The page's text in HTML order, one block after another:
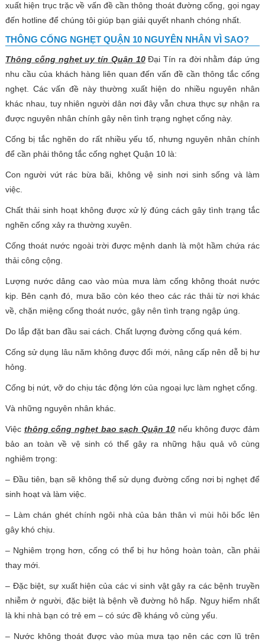
xuất hiện trục trặc về vấn đề cần thông thoát đường cống, gọi ngay
đến hotline để chúng tôi giúp bạn giải quyết nhanh chóng nhất.
THÔNG CỐNG NGHẸT QUẬN 10 NGUYÊN NHÂN VÌ SAO?
Thông cống nghẹt uy tín Quận 10Đại Tín ra đời nhằm đáp ứng
nhu cầu của khách hàng liên quan đến vấn đề cần thông tắc cống
nghẹt. Các vấn đề này thường xuất hiện do nhiều nguyên nhân
khác nhau, tuy nhiên người dân nơi đây vẫn chưa thực sự nhận ra
được nguyên nhân chính gây nên tình trạng nghẹt cống này.
Cống bị tắc nghẽn do rất nhiều yếu tố, nhưng nguyên nhân chính
để cần phải thông tắc cống nghẹt Quận 10 là:
Con người vứt rác bừa bãi, không vệ sinh nơi sinh sống và làm
việc.
Chất thải sinh hoạt không được xử lý đúng cách gây tình trạng tắc
nghẽn cống xảy ra thường xuyên.
Cống thoát nước ngoài trời được mệnh danh là một hầm chứa rác
thải công cộng.
Lượng nước dâng cao vào mùa mưa làm cống không thoát nước
kịp. Bên cạnh đó, mưa bão còn kéo theo các rác thải từ nơi khác
về, chặn miệng cống thoát nước, gây nên tình trạng ngập úng.
Do lắp đặt ban đầu sai cách. Chất lượng đường cống quá kém.
Cống sử dụng lâu năm không được đổi mới, nâng cấp nên dễ bị hư
hỏng.
Cống bị nứt, vỡ do chịu tác động lớn của ngoại lực làm nghẹt cống.
Và những nguyên nhân khác.
Việc thông cống nghẹt bao sạch Quận 10 nếu không được đảm
bảo an toàn về vệ sinh có thể gây ra những hậu quả vô cùng
nghiêm trọng:
– Đầu tiên, bạn sẽ không thể sử dụng đường cống nơi bị nghẹt để
sinh hoạt và làm việc.
– Làm chán ghét chính ngôi nhà của bản thân vì mùi hôi bốc lên
gây khó chịu.
– Nghiêm trọng hơn, cống có thể bị hư hỏng hoàn toàn, cần phải
thay mới.
– Đặc biệt, sự xuất hiện của các vi sinh vật gây ra các bệnh truyền
nhiễm ở người, đặc biệt là bệnh về đường hô hấp. Nguy hiểm nhất
là khi nhà bạn có trẻ em – có sức đề kháng vô cùng yếu.
– Nước không thoát được vào mùa mưa tạo nên các cơn lũ trên